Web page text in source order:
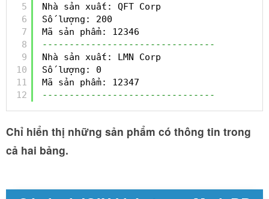
5
6
7
8
9
10
11
12
Nhà sản xuất: QFT Corp
Số lượng: 200
Mã sản phẩm: 12346
--------------------------------
Nhà sản xuất: LMN Corp
Số lượng: 0
Mã sản phẩm: 12347
--------------------------------
Chỉ hiển thị những sản phẩm có thông tin trong
cả hai bảng.